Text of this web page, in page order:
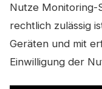
Nutze Monitoring-
rechtlich zulässig
Geräten und mit
Einwilligung der